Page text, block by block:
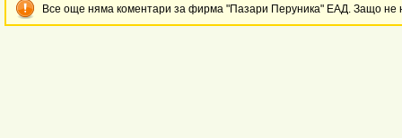
Все още няма коментари за фирма "Пазари Перуника" ЕАД. Защо не